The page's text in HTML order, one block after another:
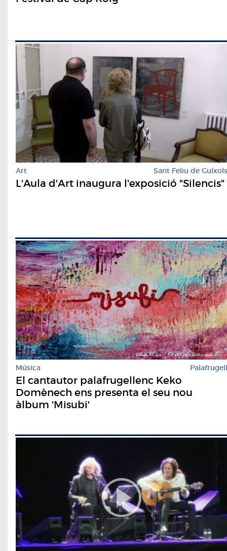
Art Sant Feliu de Guíxols
L'Aula d'Art inaugura l'exposició "Silencis"
Música Palafrugell
El cantautor palafrugellenc Keko
Domènech ens presenta el seu nou
àlbum 'Misubi'